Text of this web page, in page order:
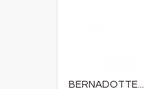
BERNADOTTE...